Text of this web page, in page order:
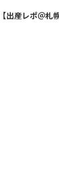
【出産レポ＠